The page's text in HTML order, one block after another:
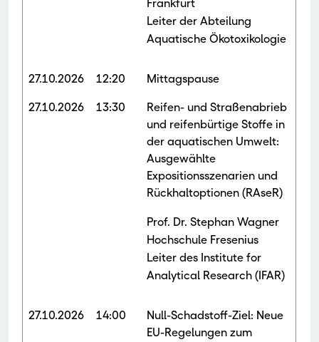
Frankfurt
Leiter der Abteilung
Aquatische Ökotoxikologie
27.10.2026 12:20 Mittagspause
27.10.2026 13:30
Reifen- und Straßenabrieb
und reifenbürtige Stoffe in
der aquatischen Umwelt:
Ausgewählte
Expositionsszenarien und
Rückhaltoptionen (RAseR)
Prof. Dr. Stephan Wagner
Hochschule Fresenius
Leiter des Institute for
Analytical Research (IFAR)
27.10.2026 14:00
Null-Schadstoff-Ziel: Neue
EU-Regelungen zum